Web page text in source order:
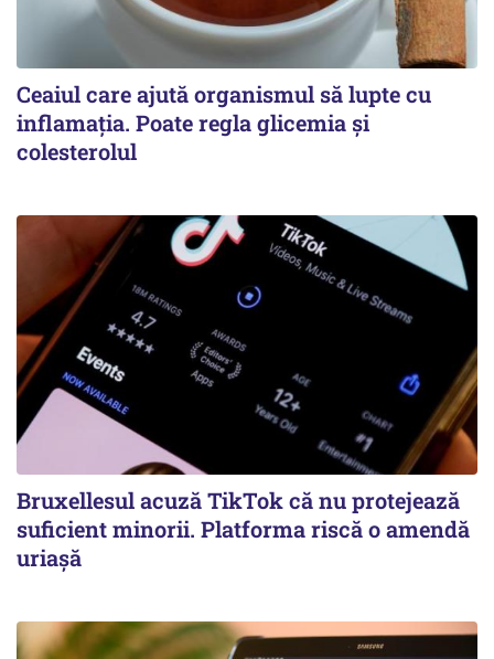
Ceaiul care ajută organismul să lupte cu
inflamația. Poate regla glicemia și
colesterolul
Bruxellesul acuză TikTok că nu protejează
suficient minorii. Platforma riscă o amendă
uriașă